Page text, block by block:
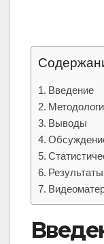
Введение
Выводы
Результаты